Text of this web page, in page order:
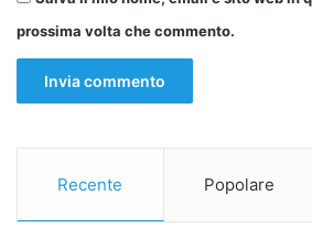
prossima volta che commento.
Recente Popolare